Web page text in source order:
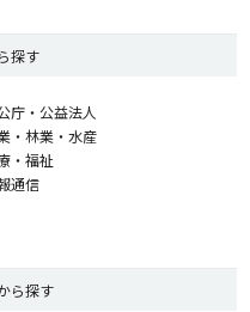
探す
庁・公益法人
・林業・水産
・福祉
通信
ら探す